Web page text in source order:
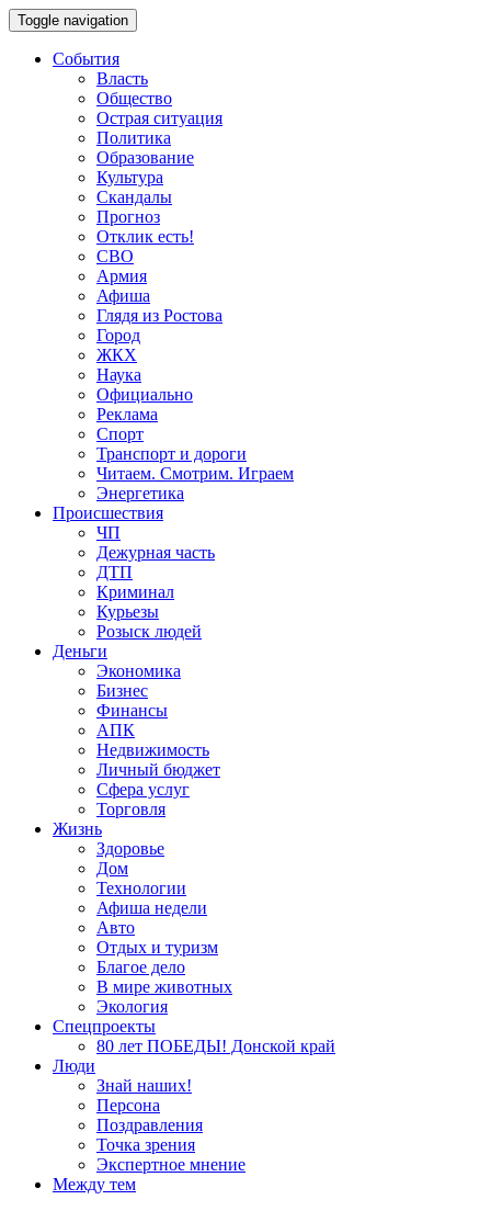
Toggle navigation
События
Власть
Общество
Острая ситуация
Политика
Образование
Культура
Скандалы
Прогноз
Отклик есть!
СВО
Армия
Афиша
Глядя из Ростова
Город
ЖКХ
Наука
Официально
Реклама
Спорт
Транспорт и дороги
Читаем. Смотрим. Играем
Энергетика
Происшествия
ЧП
Дежурная часть
ДТП
Криминал
Курьезы
Розыск людей
Деньги
Экономика
Бизнес
Финансы
АПК
Недвижимость
Личный бюджет
Сфера услуг
Торговля
Жизнь
Здоровье
Дом
Технологии
Афиша недели
Авто
Отдых и туризм
Благое дело
В мире животных
Экология
Спецпроекты
80 лет ПОБЕДЫ! Донской край
Люди
Знай наших!
Персона
Поздравления
Точка зрения
Экспертное мнение
Между тем